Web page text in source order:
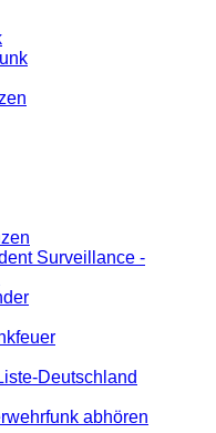
Surveillance -
Deutschland
abhören